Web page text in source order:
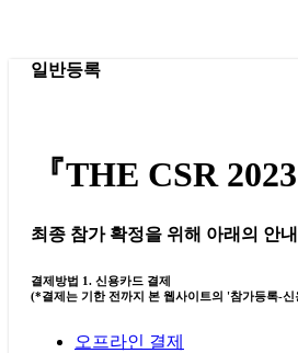
일반등록
『THE CSR
최종 참가 확정을 위해 아래의 안
결제방법 1. 신용카드 결제
(*결제는 기한 전까지 본 웹사이트의 '참가등록-
오프라인 결제